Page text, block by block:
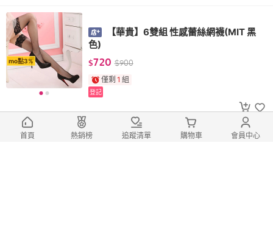
mo點3%
【華貴】6雙組 性感蕾絲網襪(MIT 黑
色)
$720 $900
僅剩 1 組
登記
精梳棉厚版設計，吸震防護
首頁 熱銷榜 追蹤清單 購物車 會員中心